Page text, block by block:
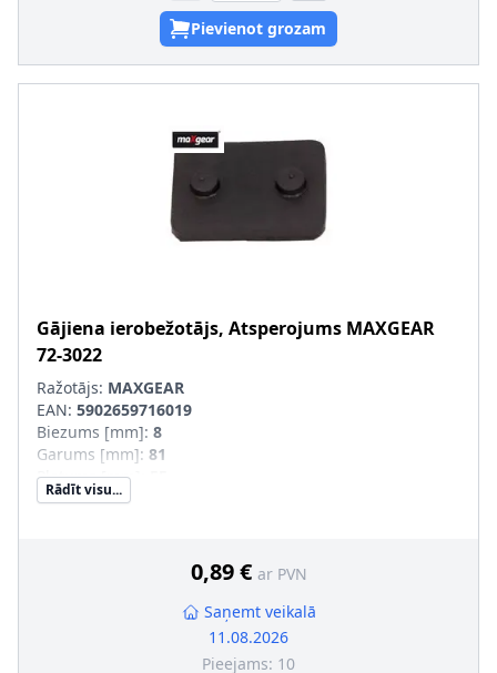
Pievienot grozam
Gājiena ierobežotājs, Atsperojums MAXGEAR
72-3022
Ražotājs: MAXGEAR
EAN: 5902659716019
Biezums [mm]: 8
Garums [mm]: 81
Platums [mm]
Materiāls:Gumija
Rādīt visu...
0,89 € ar PVN
Saņemt veikalā
11.08.2026
Pieejams: 10